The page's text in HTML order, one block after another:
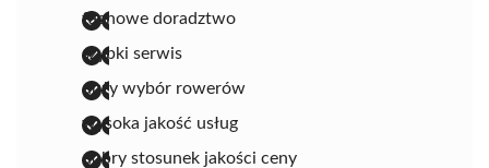
fachowe doradztwo
szybki serwis
duży wybór rowerów
wysoka jakość usług
dobry stosunek jakości ceny